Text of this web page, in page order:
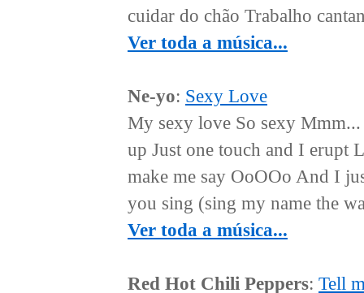
cuidar do chão Trabalho
Ver toda a música...
Ne-yo: Sexy Love
My sexy love So sexy
up Just one touch and I erupt
make me say OoOOo And I
you sing (sing my name the
Ver toda a música...
Red Hot Chili Peppers: Tell